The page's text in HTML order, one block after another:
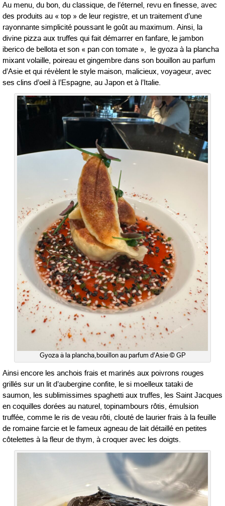
Au menu, du bon, du classique, de l’éternel, revu en finesse, avec
des produits au « top » de leur registre, et un traitement d’une
rayonnante simplicité poussant le goût au maximum. Ainsi, la
divine pizza aux truffes qui fait démarrer en fanfare, le jambon
iberico de bellota et son « pan con tomate », le gyoza à la plancha
mixant volaille, poireau et gingembre dans son bouillon au parfum
d’Asie et qui révèlent le style maison, malicieux, voyageur, avec
ses clins d’oeil à l’Espagne, au Japon et à l’Italie.
Gyoza à la plancha,bouillon au parfum d’Asie © GP
Ainsi encore les anchois frais et marinés aux poivrons rouges
grillés sur un lit d’aubergine confite, le si moelleux tataki de
saumon, les sublimissimes spaghetti aux truffes, les Saint Jacques
en coquilles dorées au naturel, topinambours rôtis, émulsion
truffée, comme le ris de veau rôti, clouté de laurier frais à la feuille
de romaine farcie et le fameux agneau de lait détaillé en petites
côtelettes à la fleur de thym, à croquer avec les doigts.